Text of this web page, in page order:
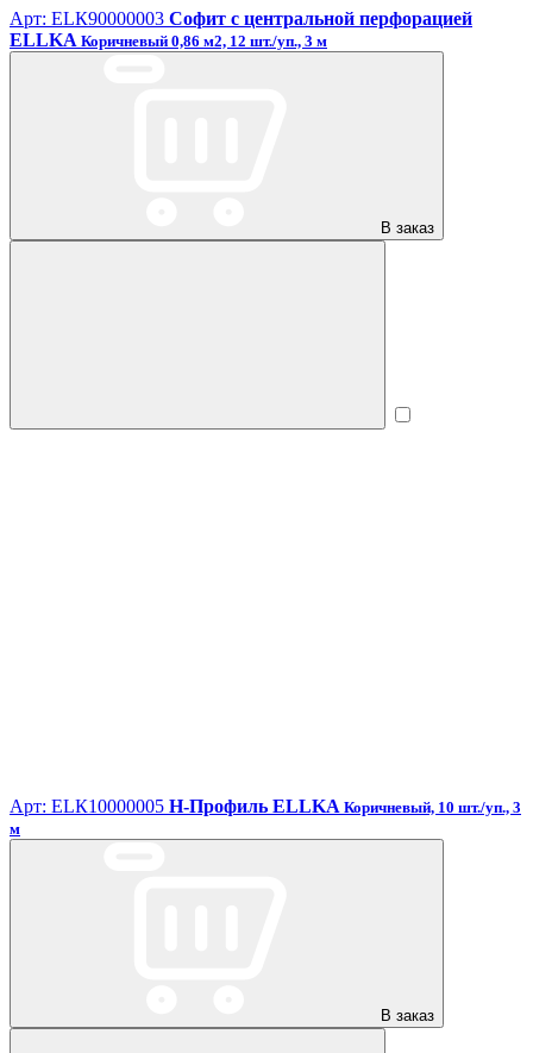
Арт: ЕLК90000003 Софит с центральной перфорацией
ELLKA Коричневый 0,86 м2, 12 шт./уп., 3 м
В заказ
Арт: ЕLК10000005 H-Профиль ELLKA Коричневый, 10 шт./уп., 3
м
В заказ